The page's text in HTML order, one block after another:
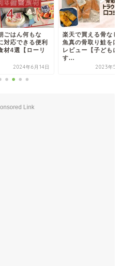
ごはん何もな
対応できる便利
材4選【ローリ
2024年6月14日
楽天で買える骨なし
魚真の骨取り鮭を口
レビュー【子どもに
す...
2023年5
Link